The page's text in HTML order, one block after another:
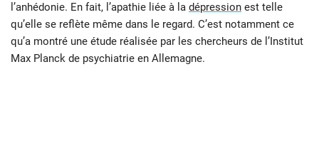
l’anhédonie. En fait, l’apathie liée à la dépression est telle
qu’elle se reflète même dans le regard. C’est notamment ce
qu’a montré une étude réalisée par les chercheurs de l’Institut
Max Planck de psychiatrie en Allemagne.